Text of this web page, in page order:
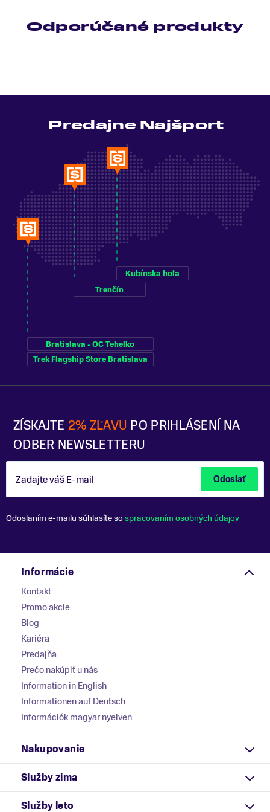
Odporúčané produkty
ZÍSKAJTE 2% ZĽAVU PO PRIHLÁSENÍ NA
ODBER NEWSLETTERU
Zadajte váš E-mail Odoslať
Odoslaním e-mailu súhlasíte sospracovaním osobných údajov
Predajne Najšport
Bratislava - OC Tehelko
Trek Flagship Store Bratislava
Trenčín
Kubínska hoľa
Informácie
Kontakt
Promo akcie
Blog
Kariéra
Predajňa
Prečo nakúpiť u nás
Information in English
Informationen auf Deutsch
Információk magyar nyelven
Nakupovanie
Služby zima
Služby leto